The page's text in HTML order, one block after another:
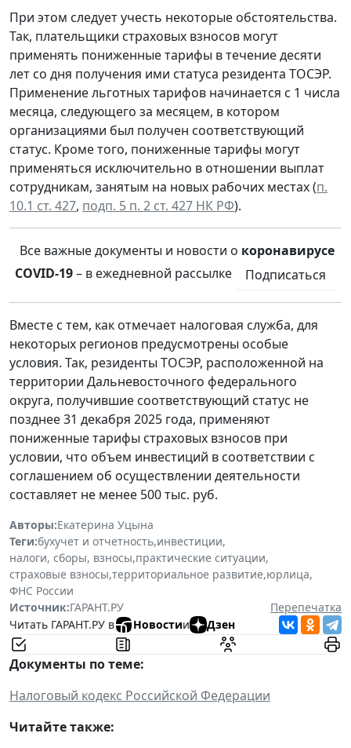
При этом следует учесть некоторые обстоятельства.
Так, плательщики страховых взносов могут
применять пониженные тарифы в течение десяти
лет со дня получения ими статуса резидента ТОСЭР.
Применение льготных тарифов начинается с 1 числа
месяца, следующего за месяцем, в котором
организациями был получен соответствующий
статус. Кроме того, пониженные тарифы могут
применяться исключительно в отношении выплат
сотрудникам, занятым на новых рабочих местах (п.
10.1 ст. 427, подп. 5 п. 2 ст. 427 НК РФ).
Все важные документы и новости о коронавирусе
COVID-19– в ежедневной рассылке Подписаться
Вместе с тем, как отмечает налоговая служба, для
некоторых регионов предусмотрены особые
условия. Так, резиденты ТОСЭР, расположенной на
территории Дальневосточного федерального
округа, получившие соответствующий статус не
позднее 31 декабря 2025 года, применяют
пониженные тарифы страховых взносов при
условии, что объем инвестиций в соответствии с
соглашением об осуществлении деятельности
составляет не менее 500 тыс. руб.
Авторы:Екатерина Уцына
Теги:бухучет и отчетность,инвестиции,
налоги, сборы, взносы,практические ситуации,
страховые взносы,территориальное развитие,юрлица,
ФНС России
Источник:ГАРАНТ.РУ
Перепечатка
Читать ГАРАНТ.РУ в
Новостии Дзен
Документы по теме:
Налоговый кодекс Российской Федерации
Читайте также: